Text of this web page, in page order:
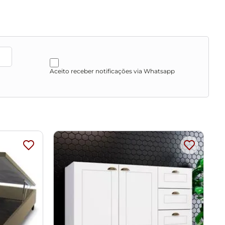
ou produtos abrasivos.
de cores da sua tela.
escadas e/ou corredores, evitando assim futuros
Aceito receber notificações via Whatsapp